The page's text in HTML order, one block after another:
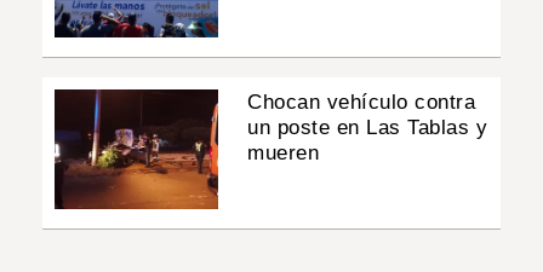
Chocan vehículo contra
un poste en Las Tablas y
mueren